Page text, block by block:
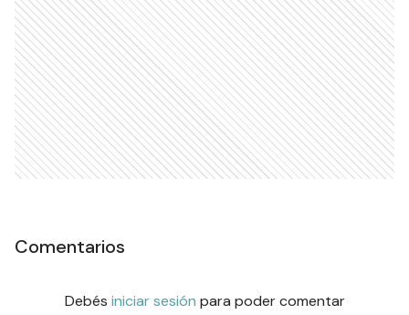
Comentarios
Debés iniciar sesión para poder comentar